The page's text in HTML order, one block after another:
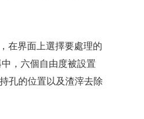
在界面上選擇要處理的
，六個自由度被設置
孔的位置以及渣滓去除